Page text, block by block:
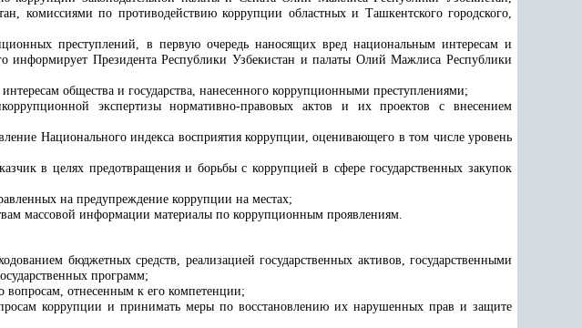
комиссиями по противодействию коррупции областных и Ташкентского городского,
преступлений, в первую очередь наносящих вред национальным интересам и
информирует Президента Республики Узбекистан и палаты Олий Мажлиса Республики
общества и государства, нанесенного коррупционными преступлениями;
экспертизы нормативно-правовых актов и их проектов с внесением
Национального индекса восприятия коррупции, оценивающего в том числе уровень
в целях предотвращения и борьбы с коррупцией в сфере государственных закупок
на предупреждение коррупции на местах;
массовой информации материалы по коррупционным проявлениям.
бюджетных средств, реализацией государственных активов, государственными
программ;
вопросам, отнесенным к его компетенции;
коррупции и принимать меры по восстановлению их нарушенных прав и защите